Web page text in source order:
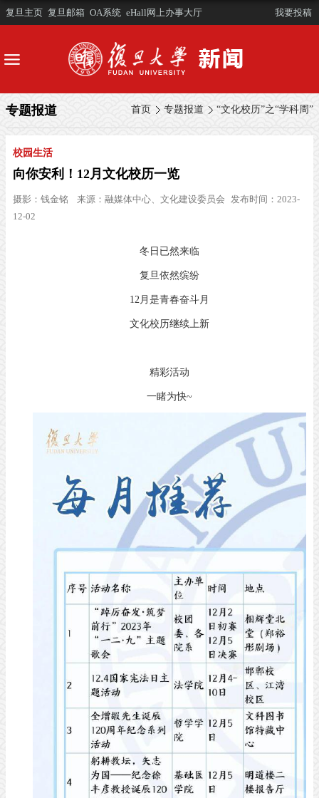
复旦主页 复旦邮箱 OA系统 eHall网上办事大厅 我要投稿
首页 专题报道 “文化校历”之“学科周”
专题报道
校园生活
向你安利！12月文化校历一览
摄影： 钱金铭 来源： 融媒体中心、文化建设委员会 发布时间：2023-
12-02
冬日已然来临
复旦依然缤纷
12月是青春奋斗月
文化校历继续上新
精彩活动
一睹为快~